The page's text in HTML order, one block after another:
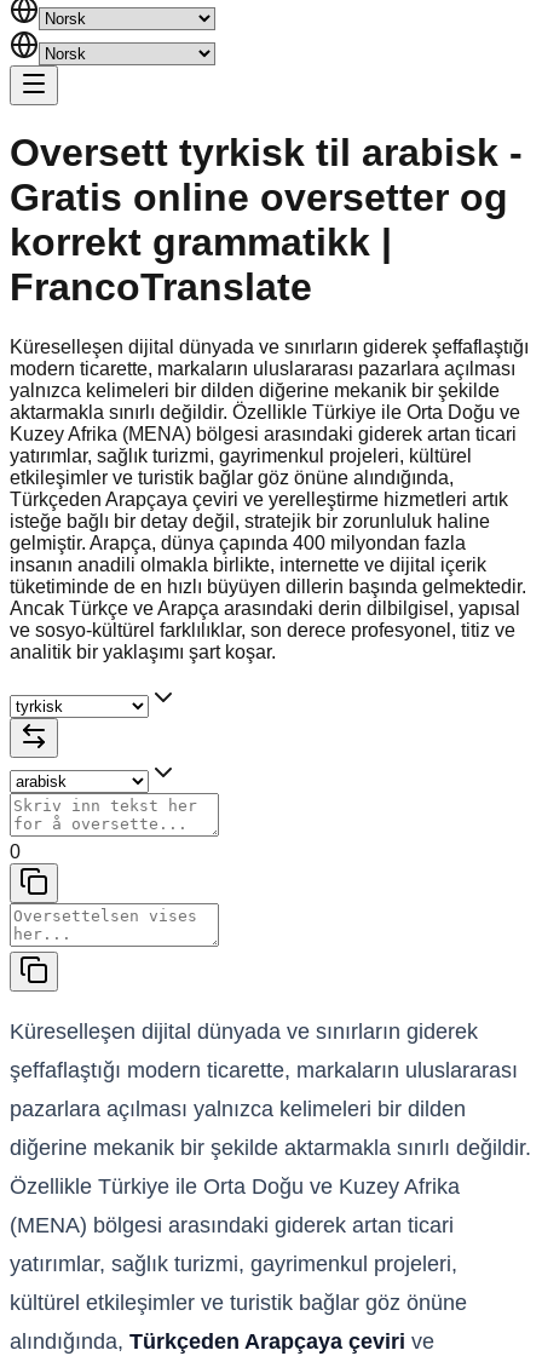
Oversett tyrkisk til arabisk -
Gratis online oversetter og
korrekt grammatikk |
FrancoTranslate
Küreselleşen dijital dünyada ve sınırların giderek şeffaflaştığı
modern ticarette, markaların uluslararası pazarlara açılması
yalnızca kelimeleri bir dilden diğerine mekanik bir şekilde
aktarmakla sınırlı değildir. Özellikle Türkiye ile Orta Doğu ve
Kuzey Afrika (MENA) bölgesi arasındaki giderek artan ticari
yatırımlar, sağlık turizmi, gayrimenkul projeleri, kültürel
etkileşimler ve turistik bağlar göz önüne alındığında,
Türkçeden Arapçaya çeviri ve yerelleştirme hizmetleri artık
isteğe bağlı bir detay değil, stratejik bir zorunluluk haline
gelmiştir. Arapça, dünya çapında 400 milyondan fazla
insanın anadili olmakla birlikte, internette ve dijital içerik
tüketiminde de en hızlı büyüyen dillerin başında gelmektedir.
Ancak Türkçe ve Arapça arasındaki derin dilbilgisel, yapısal
ve sosyo-kültürel farklılıklar, son derece profesyonel, titiz ve
analitik bir yaklaşımı şart koşar.
0
Küreselleşen dijital dünyada ve sınırların giderek
şeffaflaştığı modern ticarette, markaların uluslararası
pazarlara açılması yalnızca kelimeleri bir dilden
diğerine mekanik bir şekilde aktarmakla sınırlı değildir.
Özellikle Türkiye ile Orta Doğu ve Kuzey Afrika
(MENA) bölgesi arasındaki giderek artan ticari
yatırımlar, sağlık turizmi, gayrimenkul projeleri,
kültürel etkileşimler ve turistik bağlar göz önüne
alındığında, Türkçeden Arapçaya çeviri ve